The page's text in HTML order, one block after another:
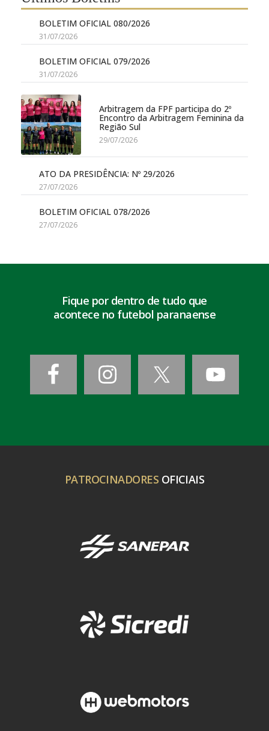
BOLETIM OFICIAL 080/2026
31/07/2026
BOLETIM OFICIAL 079/2026
31/07/2026
Arbitragem da FPF participa do 2º
Encontro da Arbitragem Feminina da
Região Sul
29/07/2026
ATO DA PRESIDÊNCIA: Nº 29/2026
27/07/2026
BOLETIM OFICIAL 078/2026
27/07/2026
Fique por dentro de tudo que
acontece no futebol paranaense
PATROCINADORES OFICIAIS